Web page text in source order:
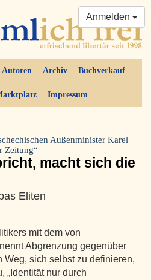
Autoren Archiv Buchverkauf
Impressum
Anmelden
Außenminister Karel
Zeitung“
macht sich die
Eliten
mit dem von
Abgrenzung gegenüber
sich selbst zu definieren,
„Identität nur durch